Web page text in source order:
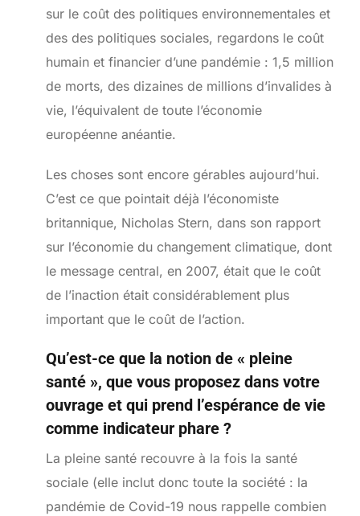
sur le coût des politiques environnementales et
des des politiques sociales, regardons le coût
humain et financier d’une pandémie : 1,5 million
de morts, des dizaines de millions d’invalides à
vie, l’équivalent de toute l’économie
européenne anéantie.
Les choses sont encore gérables aujourd’hui.
C’est ce que pointait déjà l’économiste
britannique, Nicholas Stern, dans son rapport
sur l’économie du changement climatique, dont
le message central, en 2007, était que le coût
de l’inaction était considérablement plus
important que le coût de l’action.
Qu’est-ce que la notion de « pleine
santé », que vous proposez dans votre
ouvrage et qui prend l’espérance de vie
comme indicateur phare ?
La pleine santé recouvre à la fois la santé
sociale (elle inclut donc toute la société : la
pandémie de Covid-19 nous rappelle combien